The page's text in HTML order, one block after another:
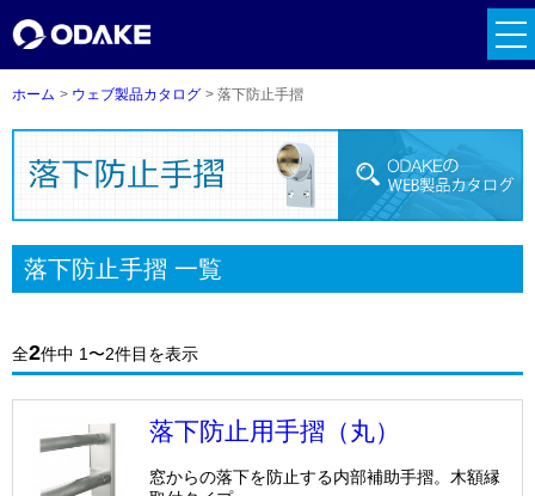
ホーム ウェブ製品カタログ 落下防止手摺
落下防止手摺 一覧
全2件中 1〜2件目を表示
落下防止用手摺（丸）
窓からの落下を防止する内部補助手摺。木額縁
ハンドル関係
面格子アンカー
クレセント
引戸関係
補修塗料
メーカーリンク一覧